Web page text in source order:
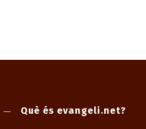
Què és evangeli.net?